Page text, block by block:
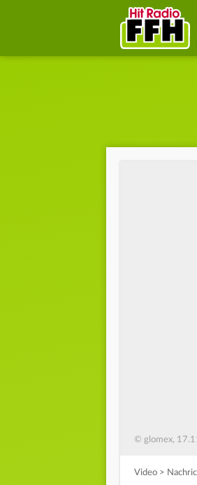
© glomex,
Video >